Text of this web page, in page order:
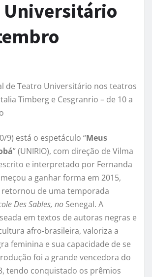
Universitário
de Teatro Universitário nos teatros
Timberg e Cesgranrio – de 10 a
9) está o espetáculo “Meus
” (UNIRIO), com direção de Vilma
e interpretado por Fernanda
a ganhar forma em 2015,
de uma temporada
Des Sables, no Senegal. A
em textos de autoras negras e
afro-brasileira, valoriza a
feminina e sua capacidade de se
foi a grande vencedora do
tendo conquistado os prêmios